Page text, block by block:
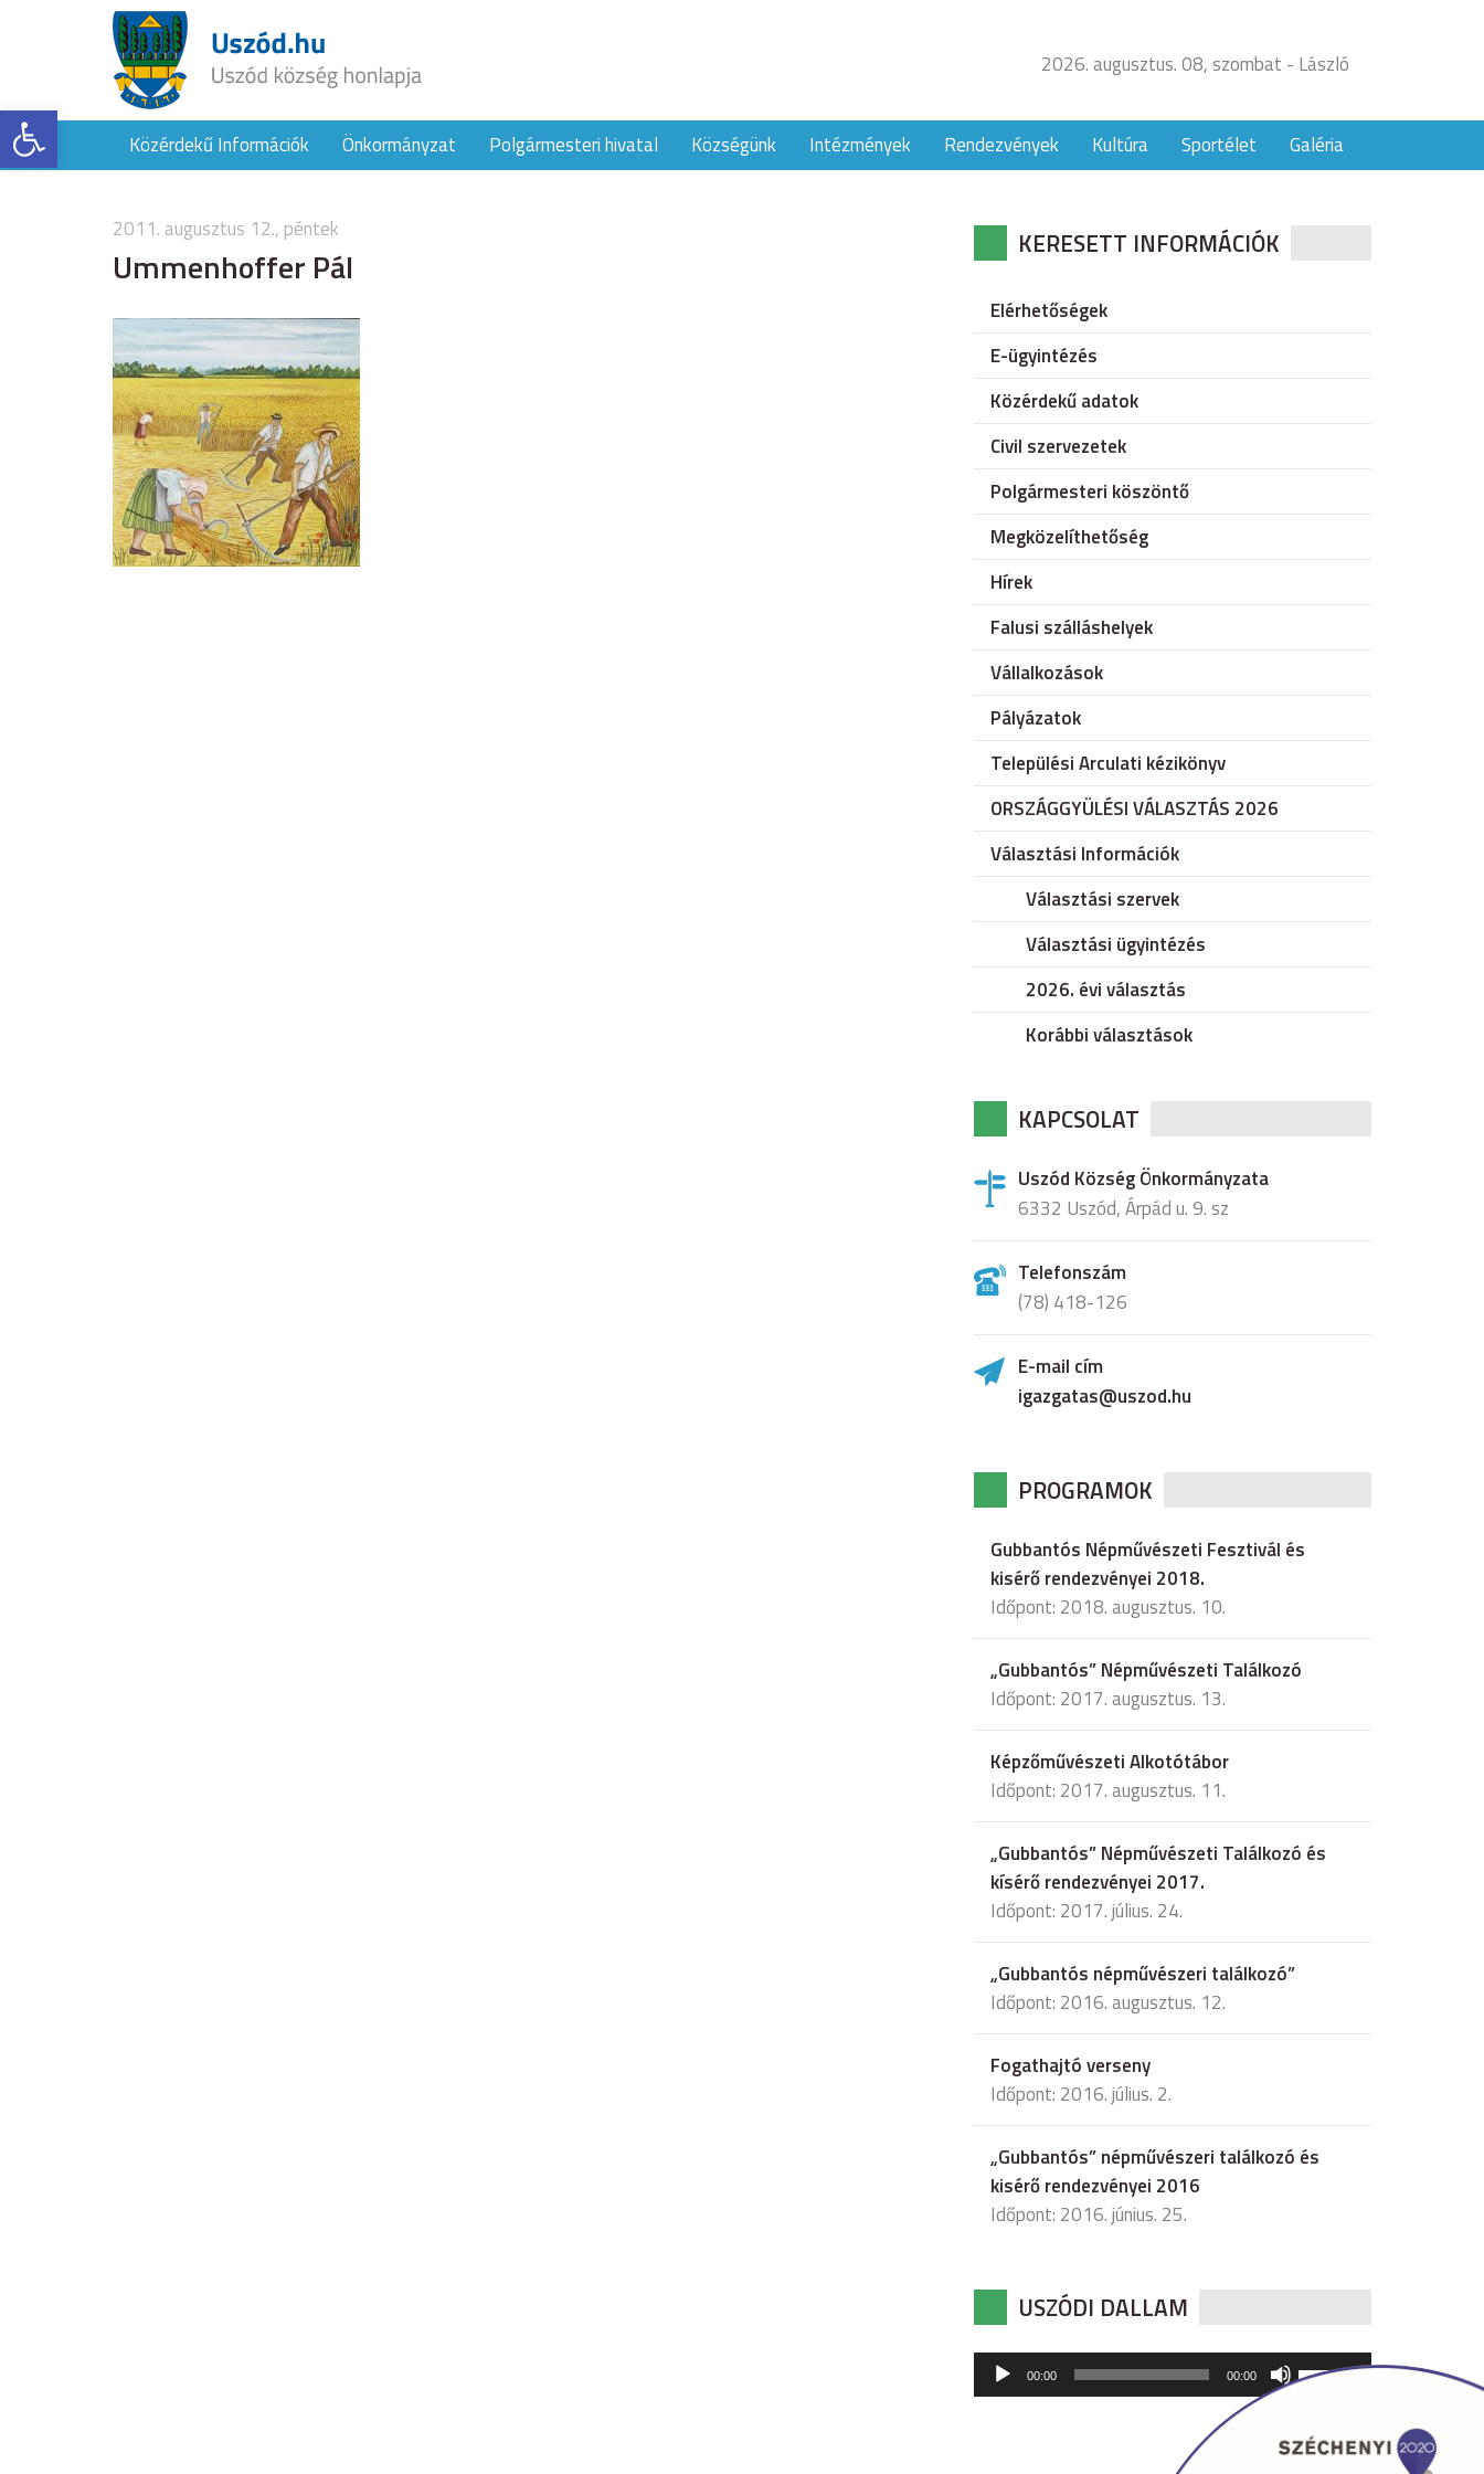
Eszköztár megnyitása
2026. augusztus. 08, szombat - László
Közérdekű Információk Önkormányzat Polgármesteri hivatal Községünk Intézmények Rendezvények Kultúra Sportélet Galéria
2011. augusztus 12., péntek
Ummenhoffer Pál KERESETT INFORMÁCIÓK
Elérhetőségek
E-ügyintézés
Közérdekű adatok
Civil szervezetek
Polgármesteri köszöntő
Megközelíthetőség
Hírek
Falusi szálláshelyek
Vállalkozások
Pályázatok
Települési Arculati kézikönyv
ORSZÁGGYÜLÉSI VÁLASZTÁS 2026
Választási Információk
Választási szervek
Választási ügyintézés
2026. évi választás
Korábbi választások
KAPCSOLAT
Uszód Község Önkormányzata
6332 Uszód, Árpád u. 9. sz
Telefonszám
(78) 418-126
E-mail cím
igazgatas@uszod.hu
PROGRAMOK
Gubbantós Népművészeti Fesztivál és
kisérő rendezvényei 2018.
Időpont: 2018. augusztus. 10.
„Gubbantós” Népművészeti Találkozó
Időpont: 2017. augusztus. 13.
Képzőművészeti Alkotótábor
Időpont: 2017. augusztus. 11.
„Gubbantós” Népművészeti Találkozó és
kísérő rendezvényei 2017.
Időpont: 2017. július. 24.
„Gubbantós népművészeri találkozó”
Időpont: 2016. augusztus. 12.
Fogathajtó verseny
Időpont: 2016. július. 2.
„Gubbantós” népművészeri találkozó és
kisérő rendezvényei 2016
Időpont: 2016. június. 25.
USZÓDI DALLAM
Audió
lejátszó
00:00 00:00
hangerő
csökkentéséhez